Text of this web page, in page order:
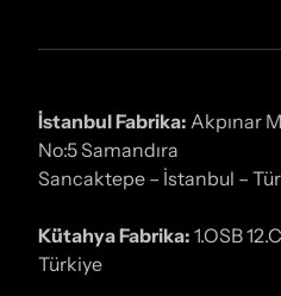
İstanbul Fabrika: Akpınar
No:5 Samandıra
Sancaktepe – İstanbul –
Kütahya Fabrika: 1.OSB
Türkiye